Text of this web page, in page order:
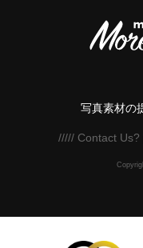
写真素材の
///// Contact